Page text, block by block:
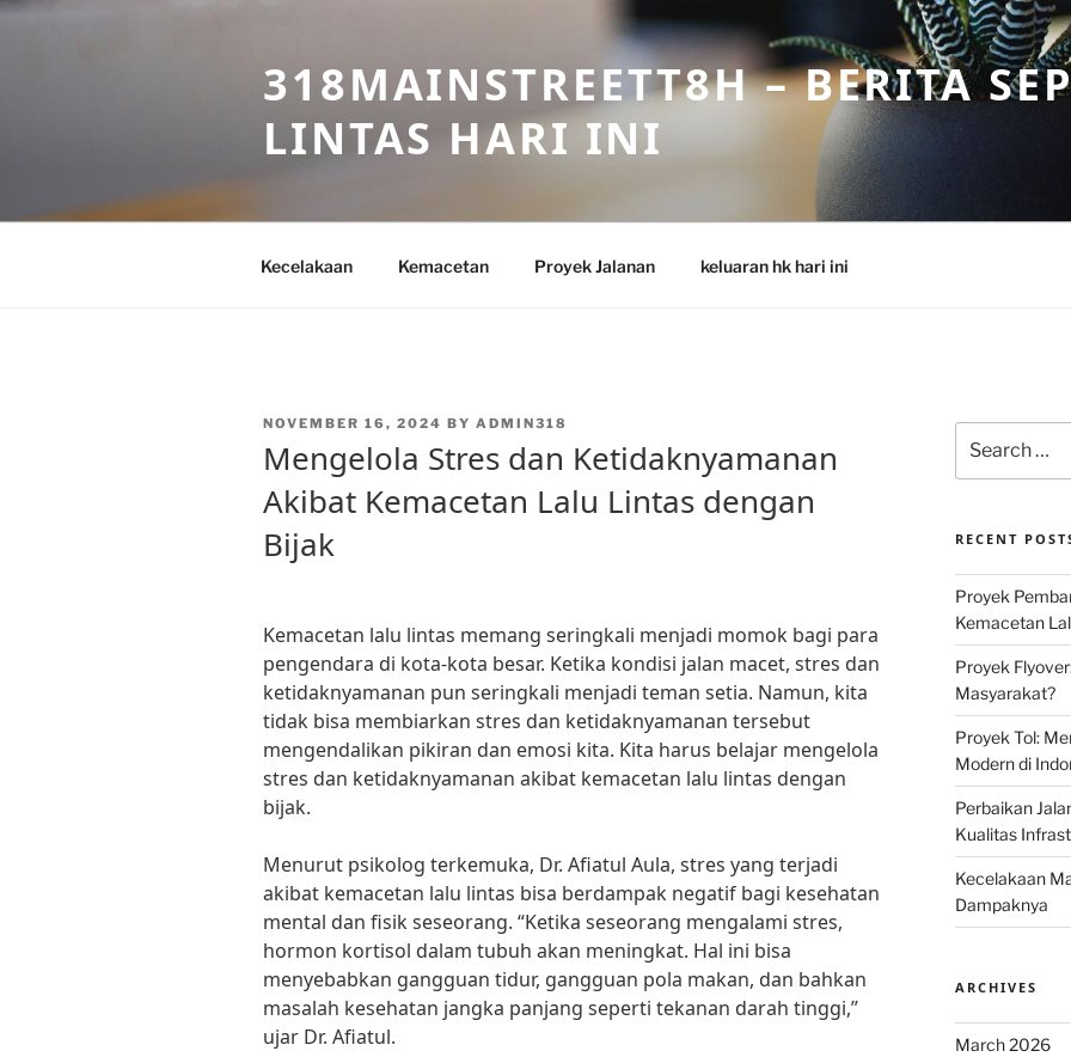
Skip
318MAINSTREETT8H – BERITA
LINTAS HARI INI
Kecelakaan Kemacetan Proyek Jalanan keluaran hk hari ini
POSTED
NOVEMBER 16, 2024 BY ADMIN318
Mengelola Stres dan Ketidaknyamanan
Akibat Kemacetan Lalu Lintas dengan
Bijak
Kemacetan lalu lintas memang seringkali menjadi momok bagi para
pengendara di kota-kota besar. Ketika kondisi jalan macet, stres dan
ketidaknyamanan pun seringkali menjadi teman setia. Namun, kita
tidak bisa membiarkan stres dan ketidaknyamanan tersebut
mengendalikan pikiran dan emosi kita. Kita harus belajar mengelola
stres dan ketidaknyamanan akibat kemacetan lalu lintas dengan
bijak.
Menurut psikolog terkemuka, Dr. Afiatul Aula, stres yang terjadi
akibat kemacetan lalu lintas bisa berdampak negatif bagi kesehatan
mental dan fisik seseorang. “Ketika seseorang mengalami stres,
hormon kortisol dalam tubuh akan meningkat. Hal ini bisa
menyebabkan gangguan tidur, gangguan pola makan, dan bahkan
masalah kesehatan jangka panjang seperti tekanan darah tinggi,”
ujar Dr. Afiatul.
for:
RECENT
Proyek
Kemacetan
Proyek
Masyarakat?
Proyek Tol:
Modern di
Perbaikan
Kualitas
Kecelakaan
Dampaknya
ARCHIVES
March 2026